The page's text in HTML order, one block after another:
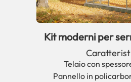
Kit moderni per
SP per
Telaio con
Pannello in